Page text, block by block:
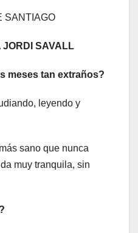
JORDI SAVALL
meses tan extraños?
leyendo y
sano que nunca
muy tranquila, sin